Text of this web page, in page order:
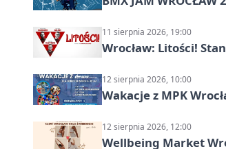
11 sierpnia 2026, 19:00
Wrocław: Litości!
12 sierpnia 2026, 10:00
Wakacje z MPK
12 sierpnia 2026, 12:00
Wellbeing Market